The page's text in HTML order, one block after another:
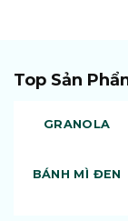
Top Sản
GRANOLA
BÁNH MÌ ĐEN